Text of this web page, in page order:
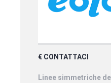
€ CONTATTACI
Linee simmetriche